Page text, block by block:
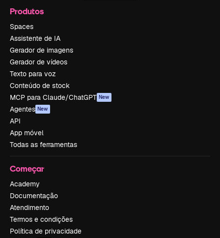
Produtos
Spaces
Assistente de IA
Gerador de imagens
Gerador de vídeos
Texto para voz
Conteúdo de stock
MCP para Claude/ChatGPT New
Agentes New
API
App móvel
Todas as ferramentas
Começar
Academy
Documentação
Atendimento
Termos e condições
Política de privacidade